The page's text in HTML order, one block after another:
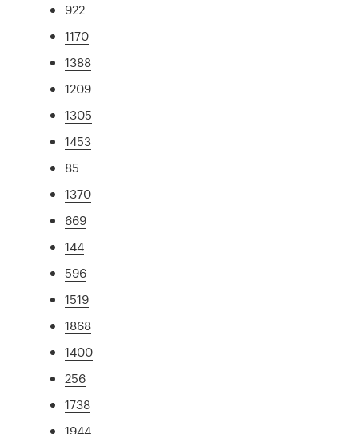
922
1170
1388
1209
1305
1453
85
1370
669
144
596
1519
1868
1400
256
1738
1944